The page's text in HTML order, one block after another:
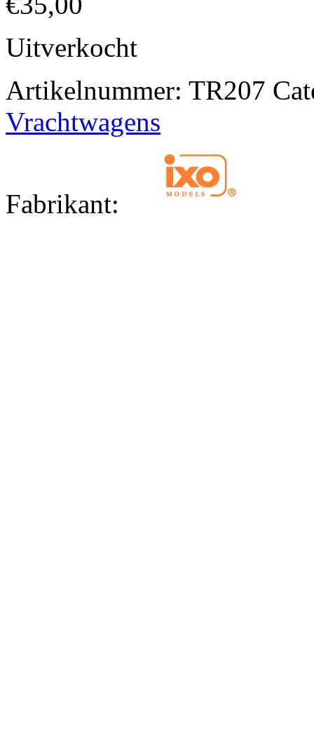
Uitverkocht
Artikelnummer: TR207
Vrachtwagens
Fabrikant: